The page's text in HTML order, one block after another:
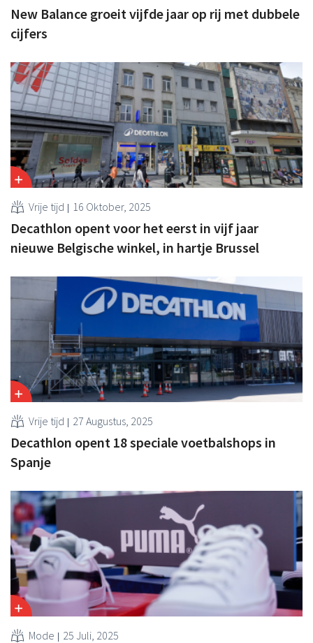
New Balance groeit vijfde jaar op rij met dubbele
cijfers
Vrije tijd 16 Oktober, 2025
Decathlon opent voor het eerst in vijf jaar
nieuwe Belgische winkel, in hartje Brussel
Vrije tijd 27 Augustus, 2025
Decathlon opent 18 speciale voetbalshops in
Spanje
Mode 25 Juli, 2025